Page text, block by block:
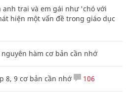
anh trai và em gái như 'chó với
hiện một vấn đề trong giáo dục
hàm cơ bản cần nhớ
8, 9 cơ bản cần nhớ 106